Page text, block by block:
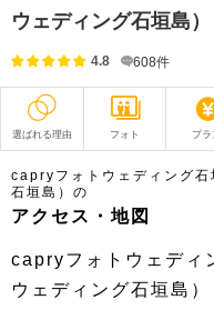
ウェディング石垣島）
4.8 608件
選ばれる理由 フォト プラ
撮影レポート
衣装
オプション
capryフォトウェディング石
石垣島）の
アクセス・地図
capryフォトウェディ
ウェディング石垣島）